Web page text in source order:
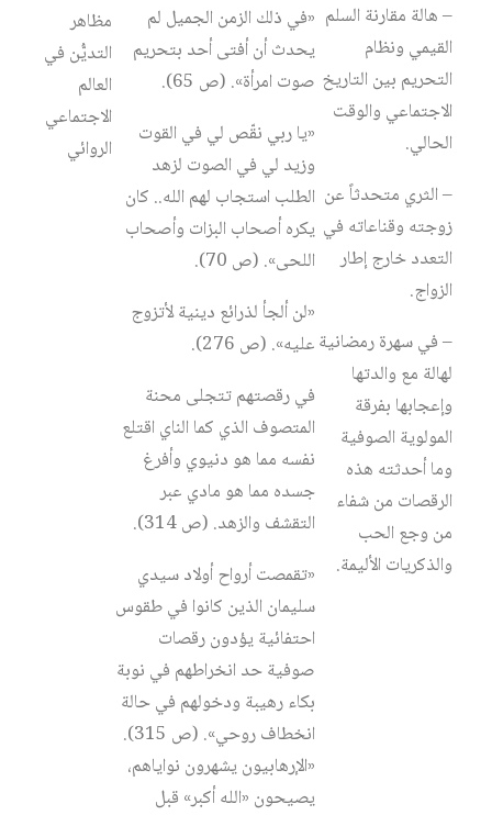
– هالة مقارنة السلم
القيمي ونظام
التحريم بين التاريخ
الاجتماعي والوقت
الحالي.
– الثري متحدثاً عن
زوجته وقناعاته في
التعدد خارج إطار
الزواج.
– في سهرة رمضانية
لهالة مع والدتها
وإعجابها بفرقة
المولوية الصوفية
وما أحدثته هذه
الرقصات من شفاء
من وجع الحب
والذكريات الأليمة.
«في ذلك الزمن الجميل لم
يحدث أن أفتى أحد بتحريم
صوت امرأة». (ص 65).
«يا ربي نقّص لي في القوت
وزيد لي في الصوت لزهد
الطلب استجاب لهم الله.. كان
يكره أصحاب البزات وأصحاب
اللحى». (ص 70).
«لن ألجأ لذرائع دينية لأتزوج
عليه». (ص 276).
في رقصتهم تتجلى محنة
المتصوف الذي كما الناي اقتلع
نفسه مما هو دنيوي وأفرغ
جسده مما هو مادي عبر
التقشف والزهد. (ص 314).
«تقمصت أرواح أولاد سيدي
سليمان الذين كانوا في طقوس
احتفائية يؤدون رقصات
صوفية حد انخراطهم في نوبة
بكاء رهيبة ودخولهم في حالة
انخطاف روحي». (ص 315).
مظاهر
التديُّن في
العالم
الاجتماعي
الروائي
«الإرهابيون يشهرون نواياهم،
يصيحون «الله أكبر» قبل